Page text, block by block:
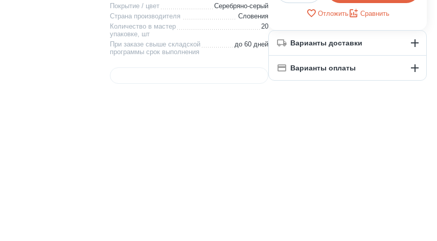
Покрытие / цвет
Серебряно-серый
Страна производителя
Словения
Количество в мастер
упаковке, шт
20
При заказе свыше складской
программы срок выполнения
до 60 дней
Отложить Сравнить
Варианты доставки
Варианты оплаты